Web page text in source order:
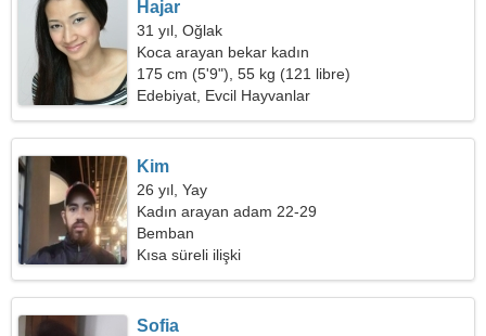
Hajar
31 yıl, Oğlak
Koca arayan bekar kadın
175 cm (5'9"), 55 kg (121 libre)
Edebiyat, Evcil Hayvanlar
Kim
26 yıl, Yay
Kadın arayan adam 22-29
Bemban
Kısa süreli ilişki
Sofia